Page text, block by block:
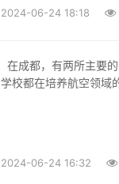
2024-06-24 18:18
学校都在培养航空领域
2024-06-24 16:32